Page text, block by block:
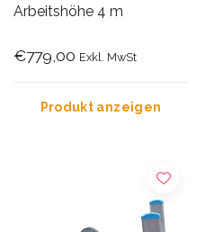
Arbeitshöhe 4 m
€779,00 Exkl. MwSt
Produkt anzeigen